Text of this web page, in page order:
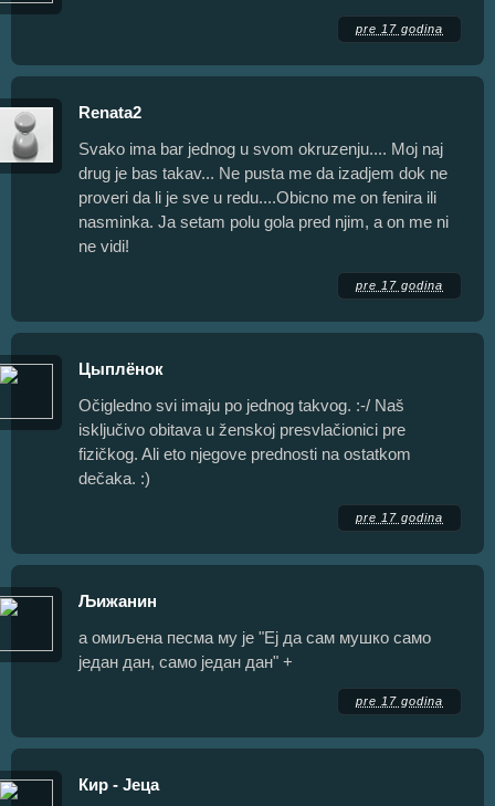
pre 17 godina
Renata2
Svako ima bar jednog u svom okruzenju.... Moj naj
drug je bas takav... Ne pusta me da izadjem dok ne
proveri da li je sve u redu....Obicno me on fenira ili
nasminka. Ja setam polu gola pred njim, a on me ni
ne vidi!
pre 17 godina
Цыплёнок
Očigledno svi imaju po jednog takvog. :-/ Naš
isključivo obitava u ženskoj presvlačionici pre
fizičkog. Ali eto njegove prednosti na ostatkom
dečaka. :)
pre 17 godina
Љижанин
а омиљена песма му је "Еј да сам мушко само
један дан, само један дан" +
pre 17 godina
Кир - Јеца